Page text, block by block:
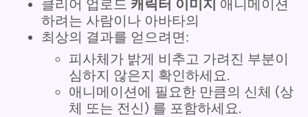
클리어 업로드 캐릭터 이미지 애니메이션
하려는 사람이나 아바타의
최상의 결과를 얻으려면:
피사체가 밝게 비추고 가려진 부분이
심하지 않은지 확인하세요.
애니메이션에 필요한 만큼의 신체 (상
체 또는 전신) 를 포함하세요.